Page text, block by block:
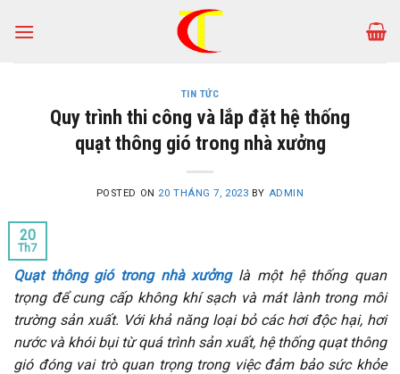
TIN TỨC
Quy trình thi công và lắp đặt hệ thống
quạt thông gió trong nhà xưởng
POSTED ON 20 THÁNG 7, 2023 BY ADMIN
20
Th7
Quạt thông gió trong nhà xưởnglà một hệ thống quan
trọng để cung cấp không khí sạch và mát lành trong môi
trường sản xuất. Với khả năng loại bỏ các hơi độc hại, hơi
nước và khói bụi từ quá trình sản xuất, hệ thống quạt thông
gió đóng vai trò quan trọng trong việc đảm bảo sức khỏe